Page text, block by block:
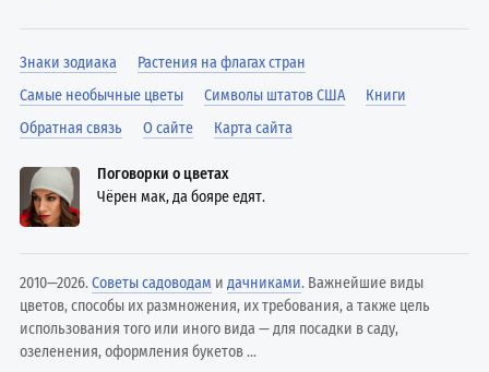
Знаки зодиака
Растения на флагах стран
Самые необычные цветы
Символы штатов США
Книги
Обратная связь
О сайте Карта сайта
Поговорки о цветах
Чёрен мак, да бояре едят.
2010—2026.Советы садоводам идачниками. Важнейшие виды
цветов, способы их размножения, их требования, а также цель
использования того или иного вида — для посадки в саду,
озеленения, оформления букетов ...